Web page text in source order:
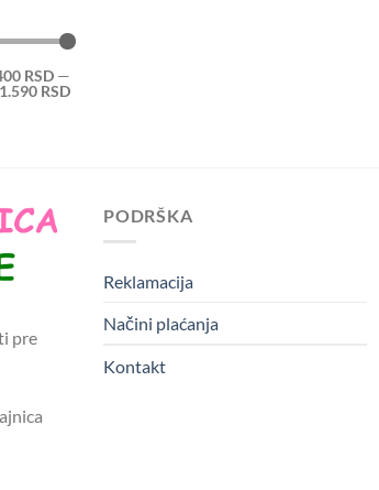
RSD —
RSD
pre
PODRŠKA
Reklamacija
Načini plaćanja
Kontakt